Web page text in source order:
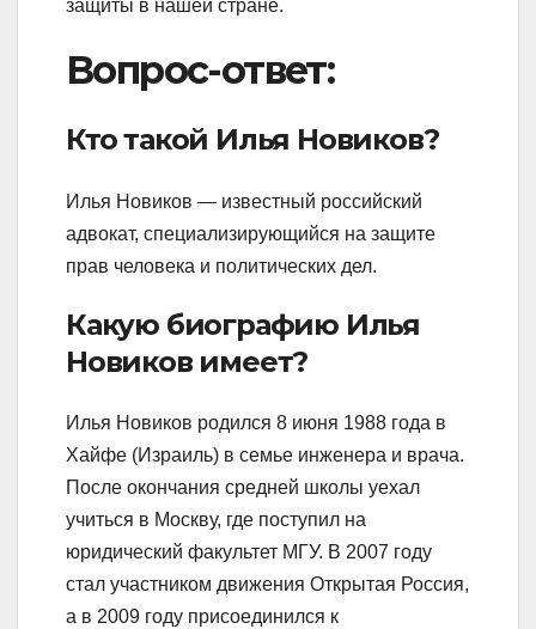
защиты в нашей стране.
Вопрос-ответ:
Кто такой Илья Новиков?
Илья Новиков — известный российский
адвокат, специализирующийся на защите
прав человека и политических дел.
Какую биографию Илья
Новиков имеет?
Илья Новиков родился 8 июня 1988 года в
Хайфе (Израиль) в семье инженера и врача.
После окончания средней школы уехал
учиться в Москву, где поступил на
юридический факультет МГУ. В 2007 году
стал участником движения Открытая Россия,
а в 2009 году присоединился к